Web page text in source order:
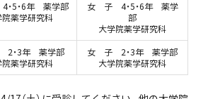
5・6年 薬学部
院薬学研究科
女 子 4・5・6年 薬学
部
大学院薬学研究科
・3年 薬学部
院薬学研究科
女 子 2・3年 薬学部
大学院薬学研究科